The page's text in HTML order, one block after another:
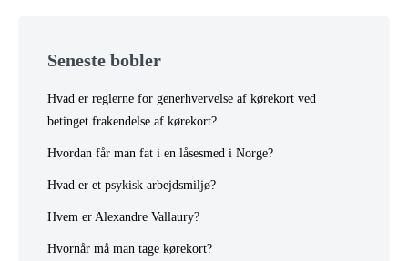
Seneste bobler
Hvad er reglerne for generhvervelse af kørekort ved
betinget frakendelse af kørekort?
Hvordan får man fat i en låsesmed i Norge?
Hvad er et psykisk arbejdsmiljø?
Hvem er Alexandre Vallaury?
Hvornår må man tage kørekort?